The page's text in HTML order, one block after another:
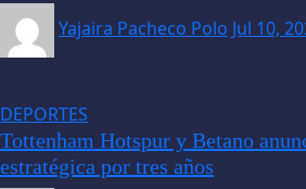
Yajaira Pacheco Polo Jul 10,
DEPORTES
Tottenham Hotspur y Betano
estratégica por tres años